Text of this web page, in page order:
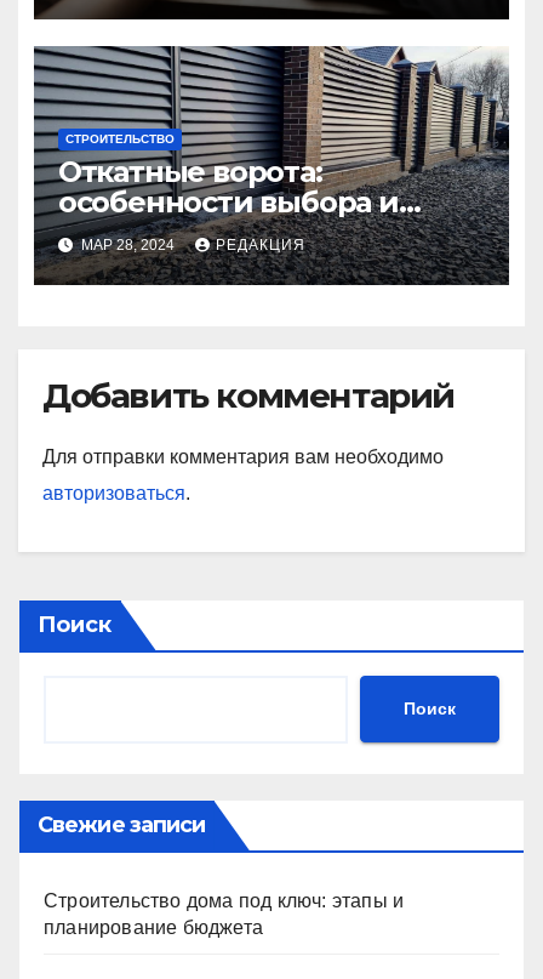
СТРОИТЕЛЬСТВО
Откатные ворота:
особенности выбора и
установки
МАР 28, 2024 РЕДАКЦИЯ
Добавить комментарий
Для отправки комментария вам необходимо
авторизоваться.
Поиск
Поиск
Свежие записи
Строительство дома под ключ: этапы и
планирование бюджета